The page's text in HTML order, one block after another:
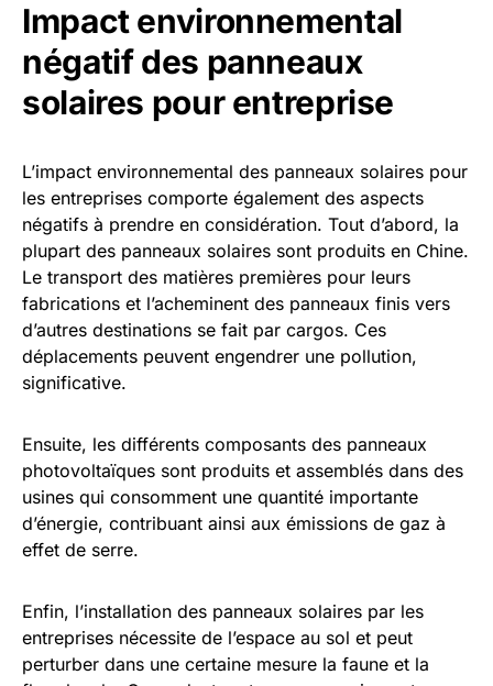
Impact environnemental
négatif des panneaux
solaires pour entreprise
L’impact environnemental des panneaux solaires pour
les entreprises comporte également des aspects
négatifs à prendre en considération. Tout d’abord, la
plupart des panneaux solaires sont produits en Chine.
Le transport des matières premières pour leurs
fabrications et l’acheminent des panneaux finis vers
d’autres destinations se fait par cargos. Ces
déplacements peuvent engendrer une pollution,
significative.
Ensuite, les différents composants des panneaux
photovoltaïques sont produits et assemblés dans des
usines qui consomment une quantité importante
d’énergie, contribuant ainsi aux émissions de gaz à
effet de serre.
Enfin, l’installation des panneaux solaires par les
entreprises nécessite de l’espace au sol et peut
perturber dans une certaine mesure la faune et la